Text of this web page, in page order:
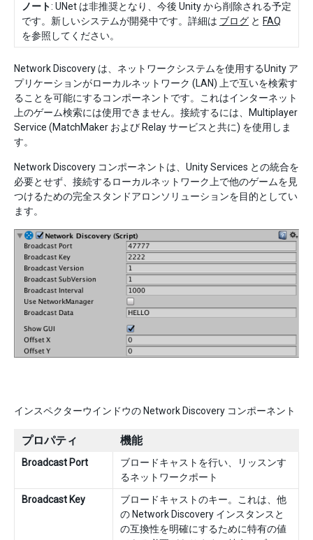
ノート: UNet は非推奨となり、今後 Unity から削除される予定
です。新しいシステムが開発中です。詳細は ブログ と FAQ
を参照してください。
Network Discovery は、ネットワークシステムを使用するUnity ア
プリケーションがローカルネットワーク (LAN) 上で互いを検索す
ることを可能にするコンポーネントです。これはインターネット
上のゲーム検索には使用できません。接続するには、Multiplayer
Service (MatchMaker および Relay サービスと共に) を使用しま
す。
Network Discovery コンポーネントは、Unity Services との統合を
必要とせず、接続するローカルネットワーク上で他のゲームを見
つけるための完全スタンドアロンソリューションを目的としてい
ます。
インスペクターウインドウの Network Discovery コンポーネント
プロパティ 機能
Broadcast Port
ブロードキャストを行い、リッスンす
るネットワークポート
Broadcast Key
ブロードキャストのキー。これは、他
の Network Discovery インスタンスと
の互換性を明確にするために特有の値